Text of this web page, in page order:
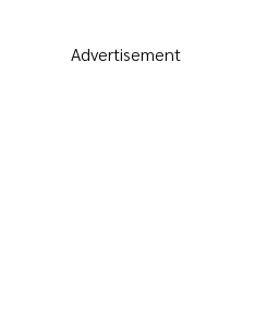
Advertisement